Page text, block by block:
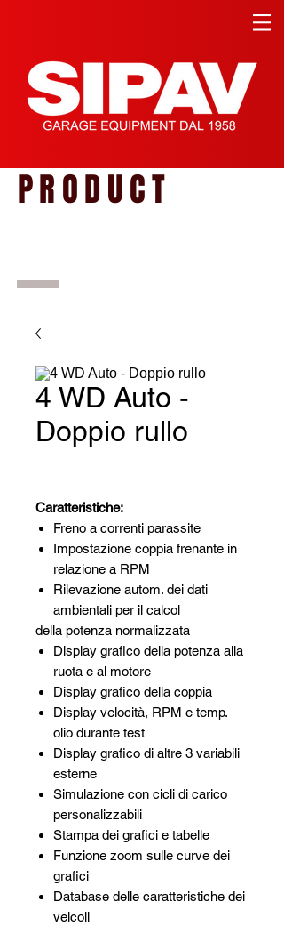
PRODUCT
4 WD Auto -
Doppio rullo
Caratteristiche:
Freno a correnti parassite
Impostazione coppia frenante in
relazione a RPM
Rilevazione autom. dei dati
ambientali per il calcol
della potenza normalizzata
Display grafico della potenza alla
ruota e al motore
Display grafico della coppia
Display velocità, RPM e temp.
olio durante test
Display grafico di altre 3 variabili
esterne
Simulazione con cicli di carico
personalizzabili
Stampa dei grafici e tabelle
Funzione zoom sulle curve dei
grafici
Database delle caratteristiche dei
veicoli